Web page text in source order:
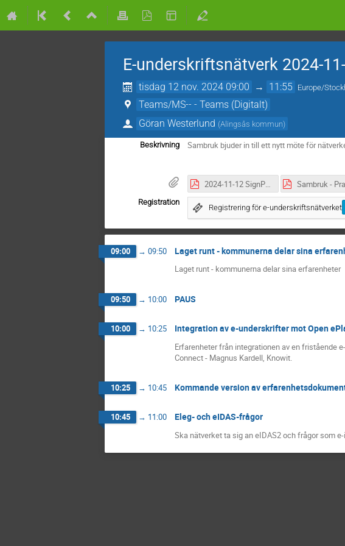
E-underskriftsnätverk 2024-
tisdag 12 nov. 2024 09:00 → 11:55 Europe/
Teams/MS-- - Teams (Digitalt)
Göran Westerlund (Alingsås kommun)
Beskrivning Sambruk bjuder in till ett nytt möte för
2024-11-12 SignPort Integrationer Presentation Sambruk.pdf
Registration
Registrering för e-underskriftsnätverket
09:00 → 09:50 Laget runt - kommunerna delar sina
Laget runt - kommunerna delar sina erfarenheter
09:50 → 10:00 PAUS
10:00 → 10:25 Integration av e-underskrifter mot Open
Erfarenheter från integrationen av en fristående
Connect - Magnus Kardell, Knowit.
10:25 → 10:45 Kommande version av
10:45 → 11:00 Eleg- och eIDAS-frågor
Ska nätverket ta sig an eIDAS2 och frågor som